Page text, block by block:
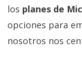
Contacto
/
Sobre
nosotros
los planes de
opciones para
nosotros nos